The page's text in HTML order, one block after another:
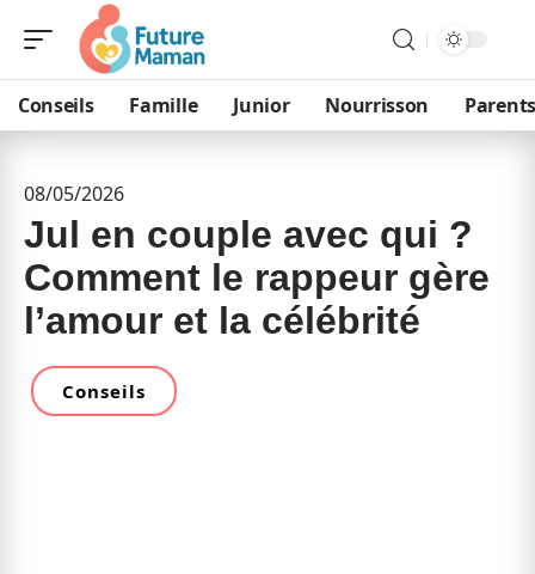
Conseils Famille Junior Nourrisson Parents
08/05/2026
Jul en couple avec qui ?
Comment le rappeur gère
l’amour et la célébrité
Conseils